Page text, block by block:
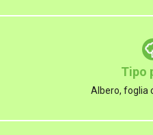
Tipo
Albero, foglia